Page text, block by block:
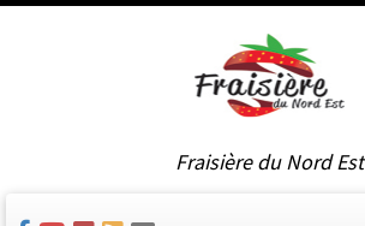
Fraisière du Nord Est